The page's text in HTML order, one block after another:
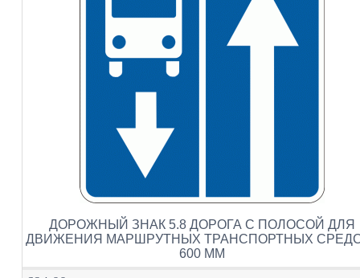
ДОРОЖНЫЙ ЗНАК 5.8 ДОРОГА С ПОЛОСОЙ ДЛЯ
ДВИЖЕНИЯ МАРШРУТНЫХ ТРАНСПОРТНЫХ
600 ММ